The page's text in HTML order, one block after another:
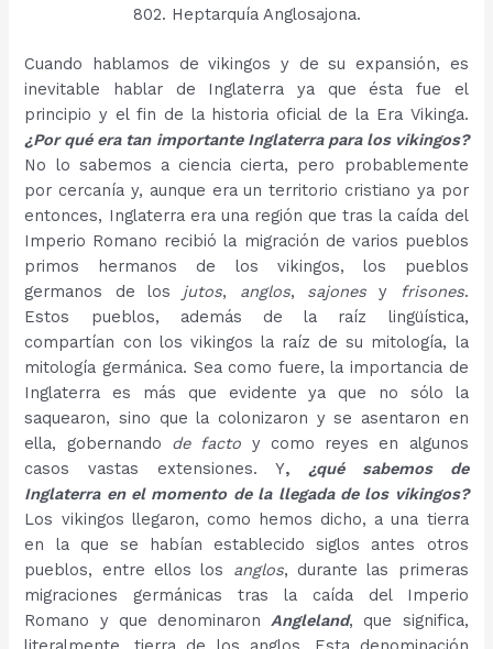
802. Heptarquía Anglosajona.
Cuando hablamos de vikingos y de su expansión, es
inevitable hablar de Inglaterra ya que ésta fue el
principio y el fin de la historia oficial de la Era Vikinga.
¿Por qué era tan importante Inglaterra para los vikingos?
No lo sabemos a ciencia cierta, pero probablemente
por cercanía y, aunque era un territorio cristiano ya por
entonces, Inglaterra era una región que tras la caída del
Imperio Romano recibió la migración de varios pueblos
primos hermanos de los vikingos, los pueblos
germanos de los jutos, anglos, sajonesy frisones.
Estos pueblos, además de la raíz lingüística,
compartían con los vikingos la raíz de su mitología, la
mitología germánica. Sea como fuere, la importancia de
Inglaterra es más que evidente ya que no sólo la
saquearon, sino que la colonizaron y se asentaron en
ella, gobernando de facto y como reyes en algunos
casos vastas extensiones. Y, ¿qué sabemos de
Inglaterra en el momento de la llegada de los vikingos?
Los vikingos llegaron, como hemos dicho, a una tierra
en la que se habían establecido siglos antes otros
pueblos, entre ellos los anglos, durante las primeras
migraciones germánicas tras la caída del Imperio
Romano y que denominaronAngleland, que significa,